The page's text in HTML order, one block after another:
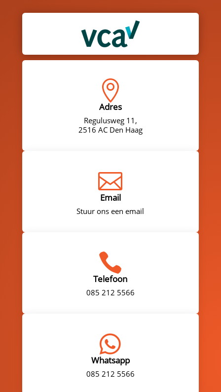

Adres
Regulusweg 11,
2516 AC Den Haag

Email
Stuur ons een email

Telefoon
085 212 5566

Whatsapp
085 212 5566